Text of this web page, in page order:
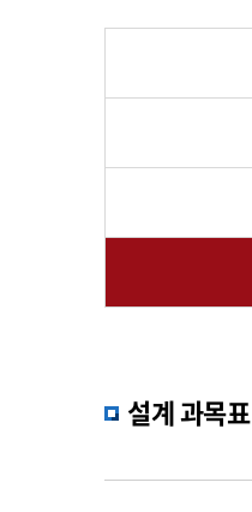
설계 과목표